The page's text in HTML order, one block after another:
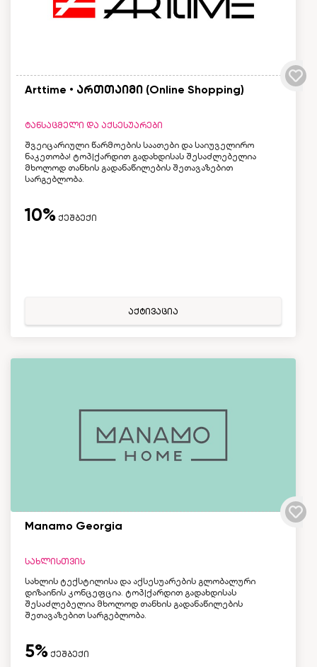
Arttime • ართთაიმი (Online Shopping)
ტანსაცმელი და აქსესუარები
შვეიცარიული წარმოების საათები და საიუველირო
ნაკეთობა! ტოპ|ქარდით გადახდისას შესაძლებელია
მხოლოდ თანხის გადანაწილების შეთავაზებით
სარგებლობა.
10% ქეშბექი
აქტივაცია
Manamo Georgia
სახლისთვის
სახლის ტექსტილისა და აქსესუარების გლობალური
დიზაინის კონცეფცია. ტოპ|ქარდით გადახდისას
შესაძლებელია მხოლოდ თანხის გადანაწილების
შეთავაზებით სარგებლობა.
5% ქეშბექი